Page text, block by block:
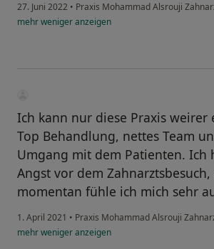
27. Juni 2022 • Praxis Mohammad Alsrouji
mehrwenigeranzeigen
Ich kann nur diese Praxis weirer
Top Behandlung, nettes Team
Umgang mit dem Patienten. Ich
Angst vor dem
momentan fühle ich mich sehr
1. April 2021 • Praxis Mohammad Alsrouji
mehrwenigeranzeigen